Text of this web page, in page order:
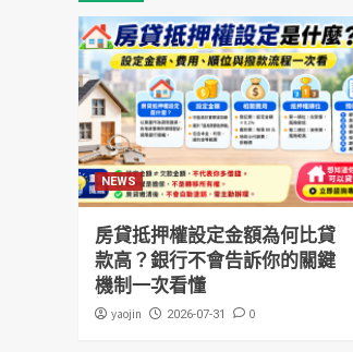
NEWS
房貸抵押權設定金額為何比貸
款高？銀行不會告訴你的關鍵
機制一次看懂
yaojin 2026-07-31 0